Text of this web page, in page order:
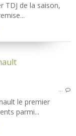
TDJ de la saison,
…
le premier
parmi...